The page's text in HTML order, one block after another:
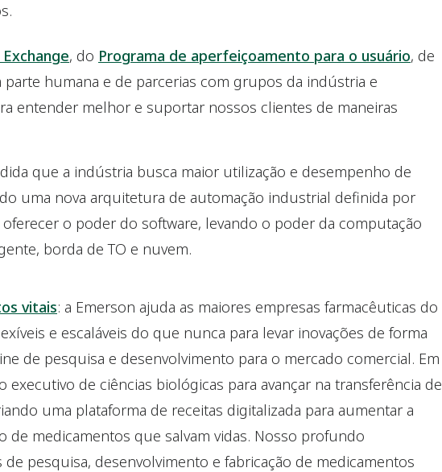
, do Programa de aperfeiçoamento para o usuário, de
humana e de parcerias com grupos da indústria e
entender melhor e suportar nossos clientes de maneiras
que a indústria busca maior utilização e desempenho de
uma nova arquitetura de automação industrial definida por
o poder do software, levando o poder da computação
borda de TO e nuvem.
vitais: a Emerson ajuda as maiores empresas farmacêuticas do
e escaláveis do que nunca para levar inovações de forma
de pesquisa e desenvolvimento para o mercado comercial. Em
executivo de ciências biológicas para avançar na transferência de
uma plataforma de receitas digitalizada para aumentar a
de medicamentos que salvam vidas. Nosso profundo
pesquisa, desenvolvimento e fabricação de medicamentos